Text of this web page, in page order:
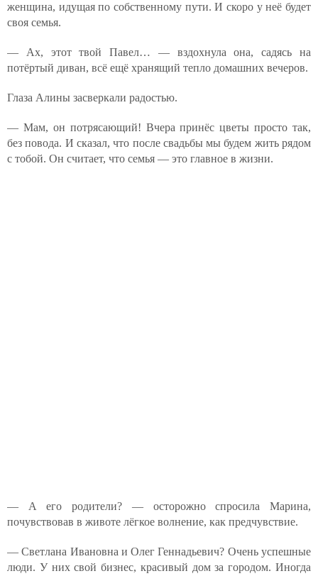
женщина, идущая по собственному пути. И скоро у неё будет
своя семья.
— Ах, этот твой Павел… — вздохнула она, садясь на
потёртый диван, всё ещё хранящий тепло домашних вечеров.
Глаза Алины засверкали радостью.
— Мам, он потрясающий! Вчера принёс цветы просто так,
без повода. И сказал, что после свадьбы мы будем жить рядом
с тобой. Он считает, что семья — это главное в жизни.
— А его родители? — осторожно спросила Марина,
почувствовав в животе лёгкое волнение, как предчувствие.
— Светлана Ивановна и Олег Геннадьевич? Очень успешные
люди. У них свой бизнес, красивый дом за городом. Иногда